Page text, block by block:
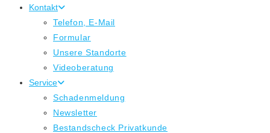
Kontakt
Telefon, E-Mail
Formular
Unsere Standorte
Videoberatung
Service
Schadenmeldung
Newsletter
Bestandscheck Privatkunde